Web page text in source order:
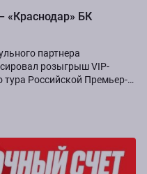
«Краснодар» БК
партнера
розыгрыш VIP-
тура Российской Премьер-